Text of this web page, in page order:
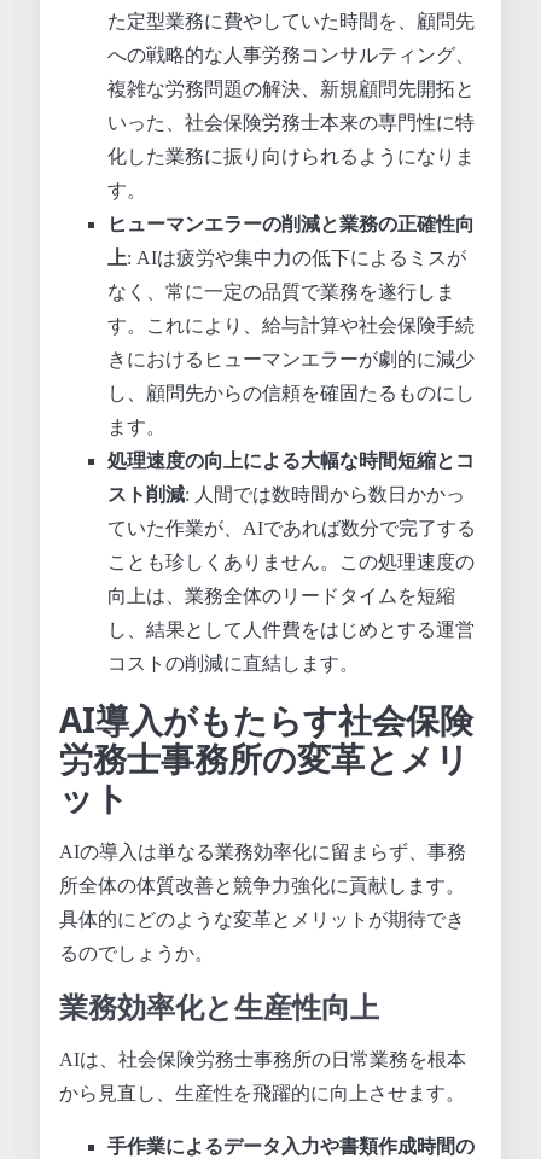
た定型業務に費やしていた時間を、顧問先
への戦略的な人事労務コンサルティング、
複雑な労務問題の解決、新規顧問先開拓と
いった、社会保険労務士本来の専門性に特
化した業務に振り向けられるようになりま
す。
ヒューマンエラーの削減と業務の正確性向
上: AIは疲労や集中力の低下によるミスが
なく、常に一定の品質で業務を遂行しま
す。これにより、給与計算や社会保険手続
きにおけるヒューマンエラーが劇的に減少
し、顧問先からの信頼を確固たるものにし
ます。
処理速度の向上による大幅な時間短縮とコ
スト削減: 人間では数時間から数日かかっ
ていた作業が、AIであれば数分で完了する
ことも珍しくありません。この処理速度の
向上は、業務全体のリードタイムを短縮
し、結果として人件費をはじめとする運営
コストの削減に直結します。
AI導入がもたらす社会保険
労務士事務所の変革とメリ
ット
AIの導入は単なる業務効率化に留まらず、事務
所全体の体質改善と競争力強化に貢献します。
具体的にどのような変革とメリットが期待でき
るのでしょうか。
業務効率化と生産性向上
AIは、社会保険労務士事務所の日常業務を根本
から見直し、生産性を飛躍的に向上させます。
手作業によるデータ入力や書類作成時間の